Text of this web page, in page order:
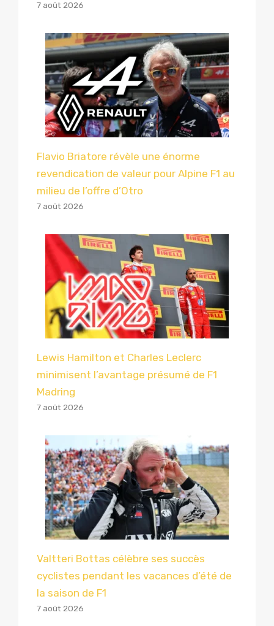
7 août 2026
Flavio Briatore révèle une énorme
revendication de valeur pour Alpine F1 au
milieu de l’offre d’Otro
7 août 2026
Lewis Hamilton et Charles Leclerc
minimisent l’avantage présumé de F1
Madring
7 août 2026
Valtteri Bottas célèbre ses succès
cyclistes pendant les vacances d’été de
la saison de F1
7 août 2026